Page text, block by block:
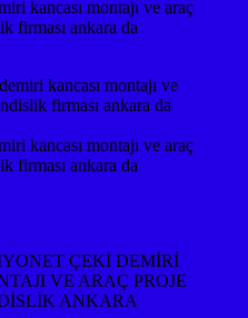
kancası montajı ve araç
firması ankara da
kancası montajı ve araç
firması ankara da